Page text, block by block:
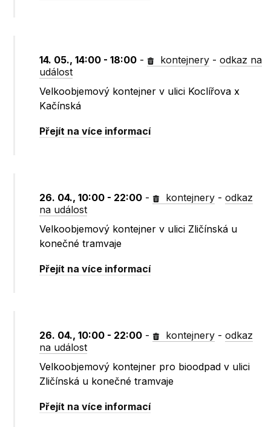
14. 05., 14:00 - 18:00 - kontejnery -odkaz na
událost
Velkoobjemový kontejner v ulici Koclířova x
Kačínská
Přejít na více informací
26. 04., 10:00 - 22:00 - kontejnery -odkaz
na událost
Velkoobjemový kontejner v ulici Zličínská u
konečné tramvaje
Přejít na více informací
26. 04., 10:00 - 22:00 - kontejnery -odkaz
na událost
Velkoobjemový kontejner pro bioodpad v ulici
Zličínská u konečné tramvaje
Přejít na více informací